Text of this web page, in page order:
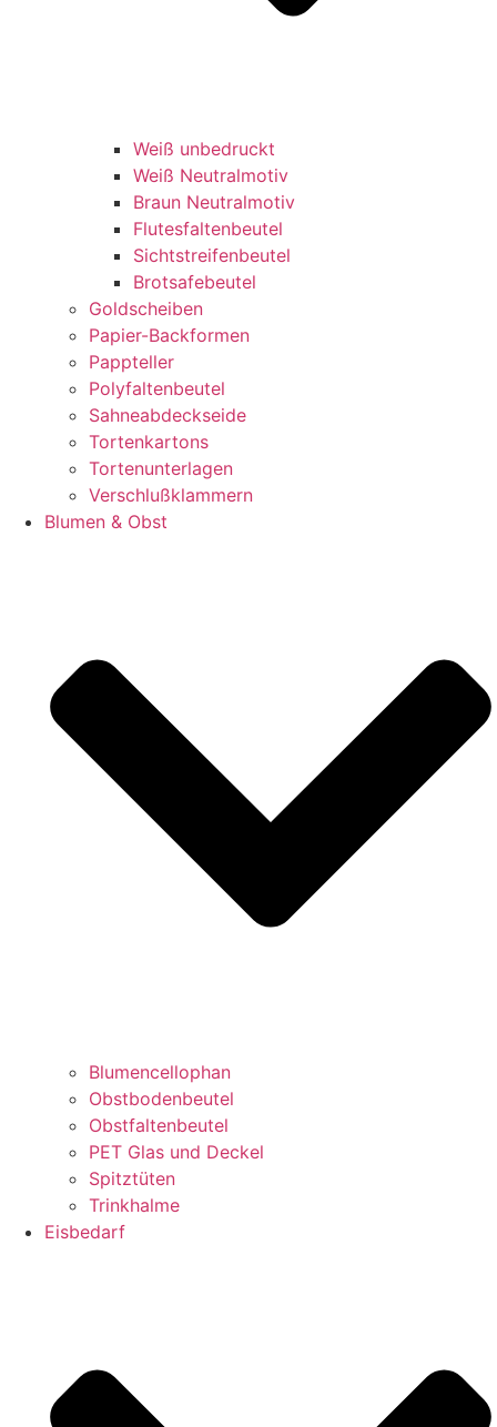
Weiß unbedruckt
Weiß Neutralmotiv
Braun Neutralmotiv
Flutesfaltenbeutel
Sichtstreifenbeutel
Brotsafebeutel
Goldscheiben
Papier-Backformen
Pappteller
Polyfaltenbeutel
Sahneabdeckseide
Tortenkartons
Tortenunterlagen
Verschlußklammern
Blumen & Obst
Blumencellophan
Obstbodenbeutel
Obstfaltenbeutel
PET Glas und Deckel
Spitztüten
Trinkhalme
Eisbedarf